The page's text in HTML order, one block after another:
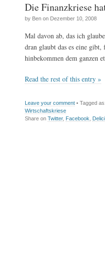
Die Finanzkriese
by Ben on Dezember 10, 2008
Mal davon ab, das ich
dran glaubt das es eine
hinbekommen dem ganzen
Read the rest of this entry »
Leave your comment • Tagged as:
Wirtschaftskriese
Share on Twitter, Facebook